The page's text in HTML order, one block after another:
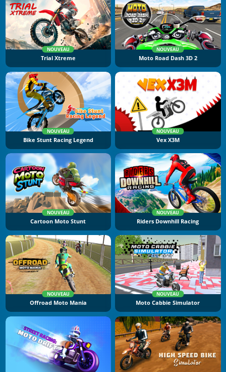
NOUVEAU
Trial Xtreme
NOUVEAU
Moto Road Dash 3D 2
NOUVEAU
Bike Stunt Racing Legend
NOUVEAU
Vex X3M
NOUVEAU
Cartoon Moto Stunt
NOUVEAU
Riders Downhill Racing
NOUVEAU
Offroad Moto Mania
NOUVEAU
Moto Cabbie Simulator